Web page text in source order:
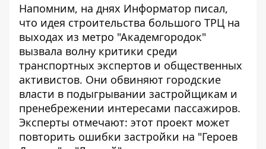
Напомним, на днях Информатор писал,
что идея строительства большого ТРЦ на
выходах из метро "Академгородок"
вызвала волну критики среди
транспортных экспертов и общественных
активистов. Они обвиняют городские
власти в подыгрывании застройщикам и
пренебрежении интересами пассажиров.
Эксперты отмечают: этот проект может
повторить ошибки застройки на "Героев